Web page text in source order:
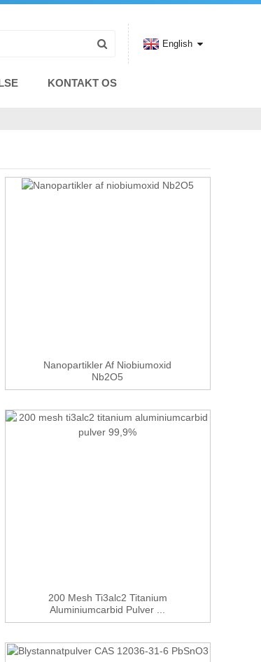
KONTAKT OS
English
Nanopartikler Af Niobiumoxid
Nb2O5
200 Mesh Ti3alc2 Titanium
Aluminiumcarbid Pulver ...